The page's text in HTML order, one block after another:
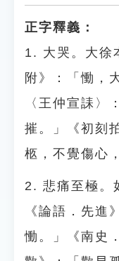
正字釋義：
1. 大哭。大徐
附》：「慟，
〈王仲宣誄〉
摧。」《初刻
柩，不覺傷心
2. 悲痛至極。
《論語．先進
慟。」《南史